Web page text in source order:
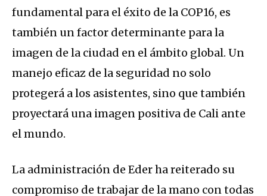
fundamental para el éxito de la COP16, es
también un factor determinante para la
imagen de la ciudad en el ámbito global. Un
manejo eficaz de la seguridad no solo
protegerá a los asistentes, sino que también
proyectará una imagen positiva de Cali ante
el mundo.
La administración de Eder ha reiterado su
compromiso de trabajar de la mano con todas